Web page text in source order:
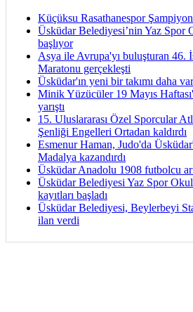
Küçüksu Rasathanespor
Üsküdar Belediyesi’nin Yaz Spor
başlıyor
Asya ile Avrupa'yı buluşturan 46.
Maratonu gerçekleşti
Üsküdar'ın yeni bir takımı daha var
Minik Yüzücüler 19 Mayıs
yarıştı
15. Uluslararası Özel Sporcular
Şenliği Engelleri Ortadan kaldırdı
Esmenur Haman, Judo'da
Madalya kazandırdı
Üsküdar Anadolu 1908 futbolcu
Üsküdar Belediyesi Yaz Spor
kayıtları başladı
Üsküdar Belediyesi, Beylerbeyi
ilan verdi